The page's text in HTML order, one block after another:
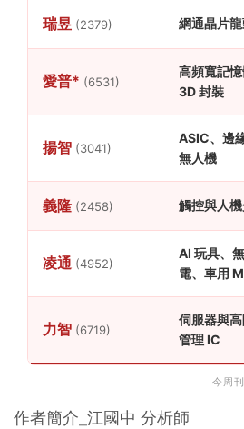
瑞昱 (2379) 網通晶片
愛普* (6531)
高頻寬記
3D 封裝
揚智 (3041)
ASIC、邊
無人機
義隆 (2458) 觸控與人
凌通 (4952)
AI 玩具、
電、車用
力智 (6719)
伺服器與
管理 IC
今周
作者簡介_江國中 分析師